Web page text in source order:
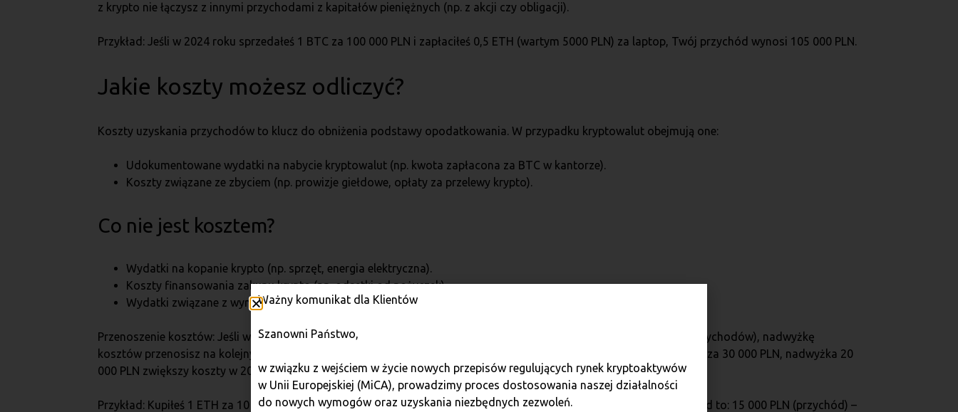
z krypto nie łączysz z innymi przychodami z kapitałów pieniężnych (np. z akcji czy obligacji).
Przykład: Jeśli w 2024 roku sprzedałeś 1 BTC za 100 000 PLN i zapłaciłeś 0,5 ETH (wartym 5000 PLN) za laptop, Twój przychód wynosi 105 000 PLN.
Jakie koszty możesz odliczyć?
Koszty uzyskania przychodów to klucz do obniżenia podstawy opodatkowania. W przypadku kryptowalut obejmują one:
Udokumentowane wydatki na nabycie kryptowalut (np. kwota zapłacona za BTC w kantorze).
Koszty związane ze zbyciem (np. prowizje giełdowe, opłaty za przelewy krypto).
Co nie jest kosztem?
Wydatki na kopanie krypto (np. sprzęt, energia elektryczna).
Koszty finansowania zakupu krypto (np. odsetki od pożyczek).
Wydatki związane z wymianą krypto na krypto.
Przenoszenie kosztów: Jeśli w danym roku Twoje wydatki na nabycie krypto przewyższają przychody (lub nie masz przychodów), nadwyżkę
kosztów przenosisz na kolejny rok podatkowy. Na przykład, jeśli w 2024 roku kupiłeś BTC za 50 000 PLN, a sprzedałeś za 30 000 PLN, nadwyżka 20
000 PLN zwiększy koszty w 2025 roku.
Przykład: Kupiłeś 1 ETH za 10 000 PLN, zapłaciłeś 200 PLN prowizji giełdowej, a sprzedałeś za 15 000 PLN. Twój dochód to: 15 000 PLN (przychód) –
Ważny komunikat dla Klientów
Szanowni Państwo,
w związku z wejściem w życie nowych przepisów regulujących rynek kryptoaktywów
w Unii Europejskiej (MiCA), prowadzimy proces dostosowania naszej działalności
do nowych wymogów oraz uzyskania niezbędnych zezwoleń.